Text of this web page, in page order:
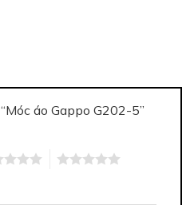
áo Gappo G202-5”